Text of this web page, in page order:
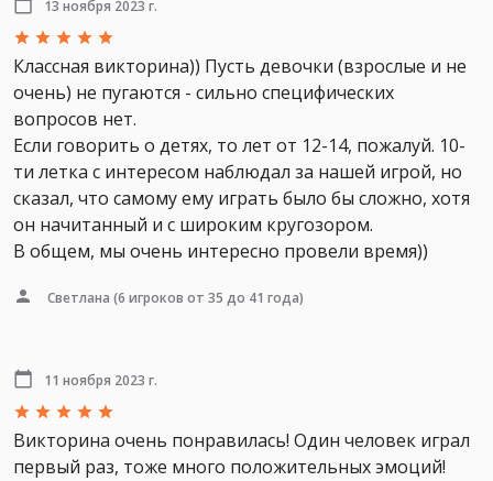
13 ноября 2023 г.
Классная викторина)) Пусть девочки (взрослые и не
очень) не пугаются - сильно специфических
вопросов нет.
Если говорить о детях, то лет от 12-14, пожалуй. 10-
ти летка с интересом наблюдал за нашей игрой, но
сказал, что самому ему играть было бы сложно, хотя
он начитанный и с широким кругозором.
В общем, мы очень интересно провели время))
Светлана (6 игроков от 35 до 41 года)
11 ноября 2023 г.
Викторина очень понравилась! Один человек играл
первый раз, тоже много положительных эмоций!